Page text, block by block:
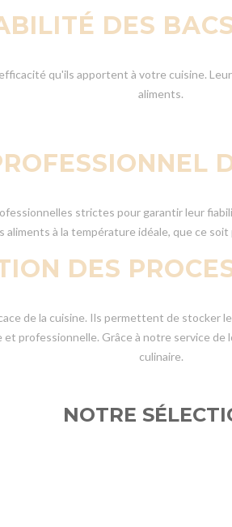
DES
qu'ils apportent à votre cuisine.
aliments.
strictes pour garantir leur
aliments à la température idéale, que ce
DES
de la cuisine. Ils permettent de
professionnelle. Grâce à notre service
culinaire.
NOTRE